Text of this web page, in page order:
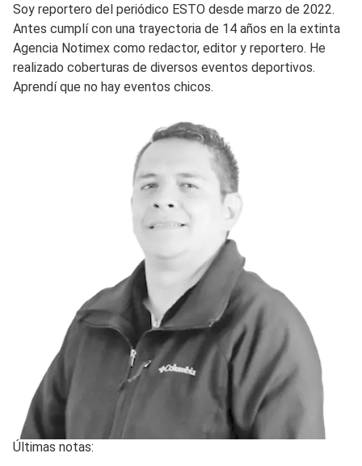
Soy reportero del periódico ESTO desde marzo de 2022.
Antes cumplí con una trayectoria de 14 años en la extinta
Agencia Notimex como redactor, editor y reportero. He
realizado coberturas de diversos eventos deportivos.
Aprendí que no hay eventos chicos.
Últimas notas: